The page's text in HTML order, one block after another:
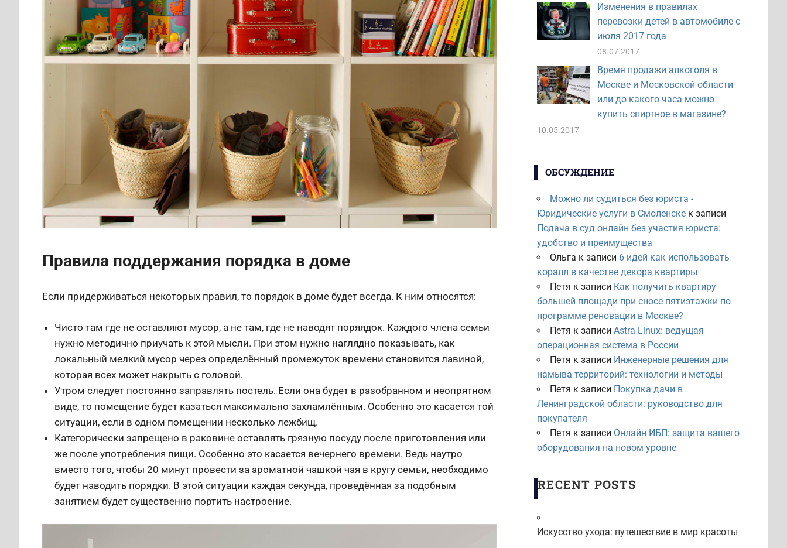
Правила поддержания порядка в доме
Если придерживаться некоторых правил, то порядок в доме будет всегда. К ним относятся:
Чисто там где не оставляют мусор, а не там, где не наводят поряядок. Каждого члена семьи
нужно методично приучать к этой мысли. При этом нужно наглядно показывать, как
локальный мелкий мусор через определённый промежуток времени становится лавиной,
которая всех может накрыть с головой.
Утром следует постоянно заправлять постель. Если она будет в разобранном и неопрятном
виде, то помещение будет казаться максимально захламлённым. Особенно это касается той
ситуации, если в одном помещении несколько лежбищ.
Категорически запрещено в раковине оставлять грязную посуду после приготовления или
же после употребления пищи. Особенно это касается вечернего времени. Ведь наутро
вместо того, чтобы 20 минут провести за ароматной чашкой чая в кругу семьи, необходимо
будет наводить порядки. В этой ситуации каждая секунда, проведённая за подобным
занятием будет существенно портить настроение.
Изменения в правилах
перевозки детей в автомобиле с
июля 2017 года
08.07.2017
Время продажи алкоголя в
Москве и Московской области
или до какого часа можно
купить спиртное в магазине?
10.05.2017
ОБСУЖДЕНИЕ
Можно ли судиться без юриста -
Юридические услуги в Смоленскек записи
Подача в суд онлайн без участия юриста:
удобство и преимущества
Ольга к записи 6 идей как использовать
коралл в качестве декора квартиры
Петя к записи Как получить квартиру
большей площади при сносе пятиэтажки по
программе реновации в Москве?
Петя к записи Astra Linux: ведущая
операционная система в России
Петя к записи Инженерные решения для
намыва территорий: технологии и методы
Петя к записи Покупка дачи в
Ленинградской области: руководство для
покупателя
Петя к записи Онлайн ИБП: защита вашего
оборудования на новом уровне
RECENT POSTS
Искусство ухода: путешествие в мир красоты